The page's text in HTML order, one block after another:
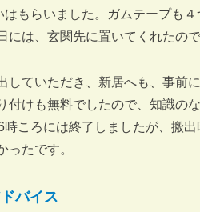
もらいました。ガムテープも
には、玄関先に置いてくれたので
していただき、新居へも、事前
付けも無料でしたので、知識の
ころには終了しましたが、搬
ったです。
バイス